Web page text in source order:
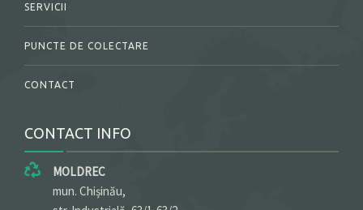
SERVICII
PUNCTE DE COLECTARE
CONTACT
CONTACT INFO
MOLDREC
mun. Chișinău,